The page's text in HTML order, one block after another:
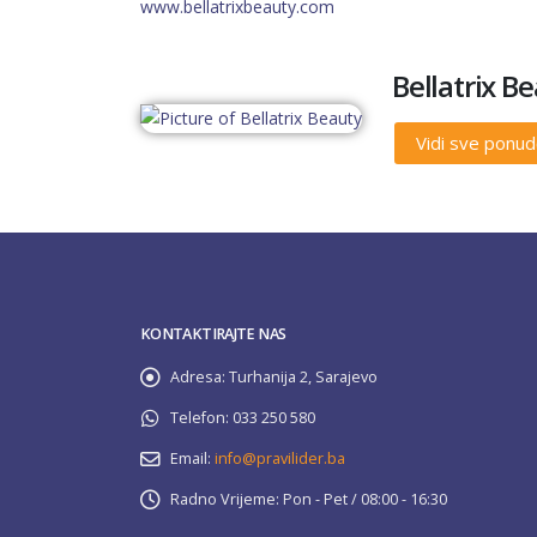
www.bellatrixbeauty.com
Bellatrix
Vidi sve
KONTAKTIRAJTE NAS
Adresa: Turhanija 2, Sarajevo
Telefon: 033 250 580
Email: info@pravilider.ba
Radno Vrijeme: Pon - Pet / 08:00 - 16:30